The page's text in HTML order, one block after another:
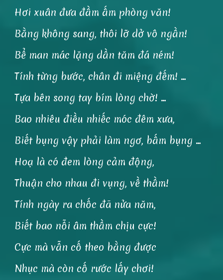
Hơi xuân đưa đầm ấm phòng văn!
Bằng không sang, thôi lỡ dở vô ngần!
Bể man mác lặng dần tăm đá ném!
Tính từng bước, chân đi miệng đếm! …
Tựa bên song tay bím lòng chờ! …
Bao nhiêu điều nhiếc móc đêm xưa,
Biết bụng vậy phải làm ngơ, bấm bụng …
Hoạ là có đem lòng cảm động,
Thuận cho nhau đi vụng, về thầm!
Tính ngày ra chốc đã nửa năm,
Biết bao nỗi âm thầm chịu cực!
Cực mà vẫn cố theo bằng được
Nhục mà còn cố rước lấy chơi!